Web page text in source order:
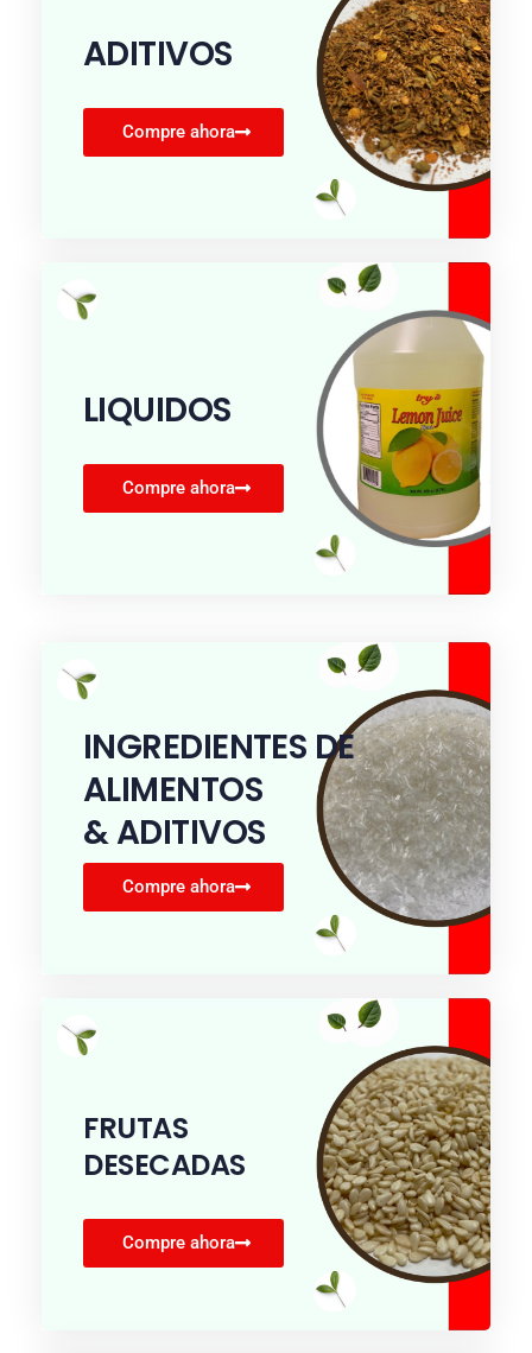
ADITIVOS
Compre ahora
LIQUIDOS
Compre ahora
INGREDIENTES DE
ALIMENTOS
& ADITIVOS
Compre ahora
FRUTAS
DESECADAS
Compre ahora